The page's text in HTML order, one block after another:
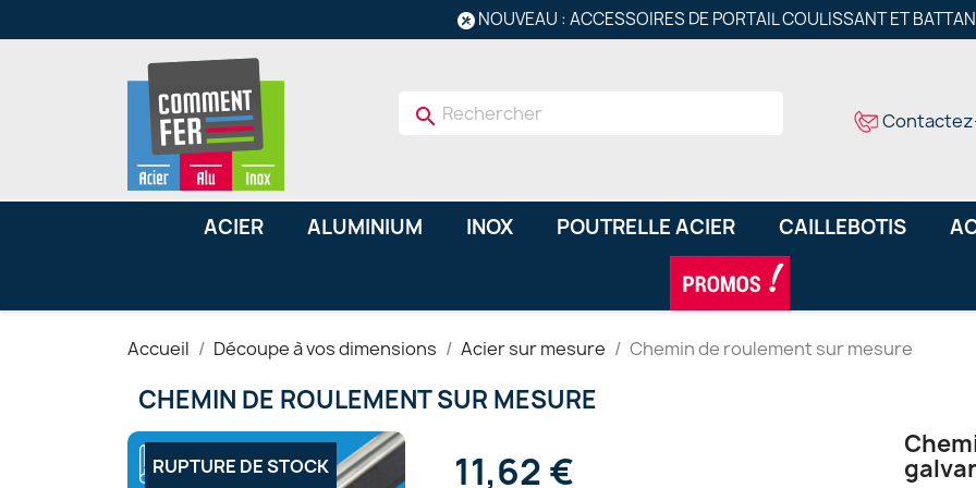
NOUVEAU : ACCESSOIRES DE PORTAIL COULISSANT ET
search
ACIER ALUMINIUM INOX POUTRELLE ACIER CAILLEBOTIS
Accueil Découpe à vos dimensions Acier sur mesure Chemin de roulement sur mesure
CHEMIN DE ROULEMENT SUR MESURE
RUPTURE DE STOCK 11,62 €